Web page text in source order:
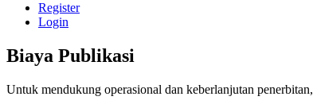
Register
Login
Biaya Publikasi
Untuk mendukung operasional dan keberlanjutan penerbitan,